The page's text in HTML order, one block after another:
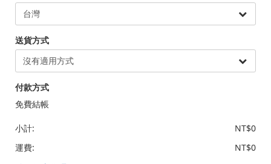
送貨方式
付款方式
免費結帳
小計:
NT$0
運費:
NT$0